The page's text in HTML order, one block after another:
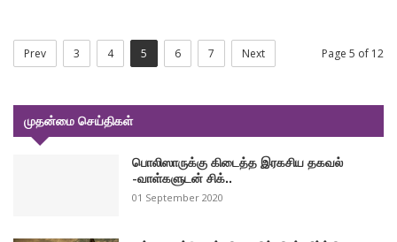
Prev 3 4 5 6 7 Next Page 5 of 12
முதன்மை செய்திகள்
பொலிஸாருக்கு கிடைத்த இரகசிய தகவல்
-வாள்களுடன் சிக்..
01 September 2020